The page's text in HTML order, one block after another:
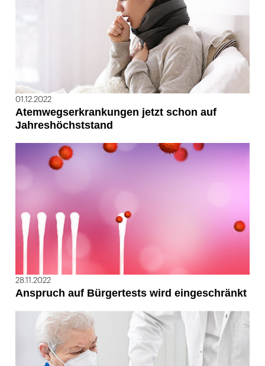
01.12.2022
Atemwegserkrankungen jetzt schon auf
Jahreshöchststand
28.11.2022
Anspruch auf Bürgertests wird eingeschränkt